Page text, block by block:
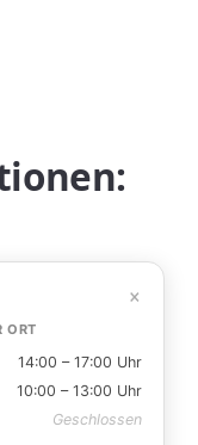
×
ORT
14:00 – 17:00 Uhr
10:00 – 13:00 Uhr
Geschlossen